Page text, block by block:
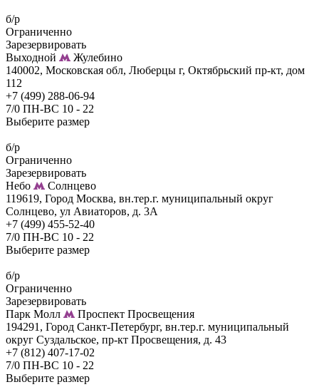
б/р
Ограниченно
Зарезервировать
Выходной
Жулебино
140002, Московская обл, Люберцы г, Октябрьский пр-кт, дом
112
+7 (499) 288-06-94
7/0 ПН-ВС 10 - 22
Выберите размер
б/р
Ограниченно
Зарезервировать
Небо
Солнцево
119619, Город Москва, вн.тер.г. муниципальный округ
Солнцево, ул Авиаторов, д. 3А
+7 (499) 455-52-40
7/0 ПН-ВС 10 - 22
Выберите размер
б/р
Ограниченно
Зарезервировать
Парк Молл
Проспект Просвещения
194291, Город Санкт-Петербург, вн.тер.г. муниципальный
округ Суздальское, пр-кт Просвещения, д. 43
+7 (812) 407-17-02
7/0 ПН-ВС 10 - 22
Выберите размер